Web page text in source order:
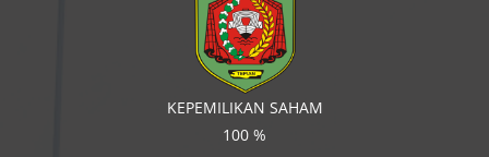
KEPEMILIKAN SAHAM
100 %